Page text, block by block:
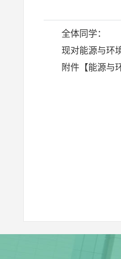
全体同学：
现对能源与环
附件【能源与